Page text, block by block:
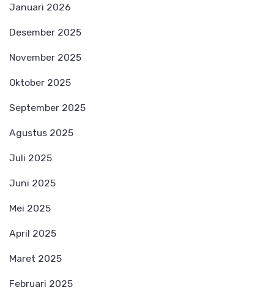
Januari 2026
Desember 2025
November 2025
Oktober 2025
September 2025
Agustus 2025
Juli 2025
Juni 2025
Mei 2025
April 2025
Maret 2025
Februari 2025